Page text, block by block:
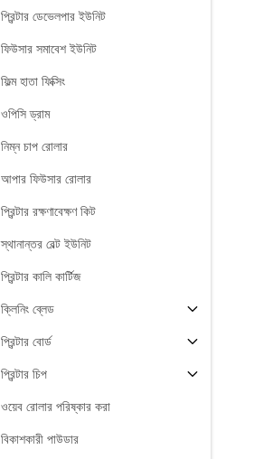
প্রিন্টার ডেভেলপার ইউনিট
ফিউসার সমাবেশ ইউনিট
ফিল্ম হাতা ফিক্সিং
ওপিসি ড্রাম
নিম্ন চাপ রোলার
আপার ফিউসার রোলার
প্রিন্টার রক্ষণাবেক্ষণ কিট
স্থানান্তর বেল্ট ইউনিট
প্রিন্টার কালি কার্টিজ
ক্লিনিং ব্লেড
প্রিন্টার বোর্ড
প্রিন্টার চিপ
ওয়েব রোলার পরিষ্কার করা
বিকাশকারী পাউডার